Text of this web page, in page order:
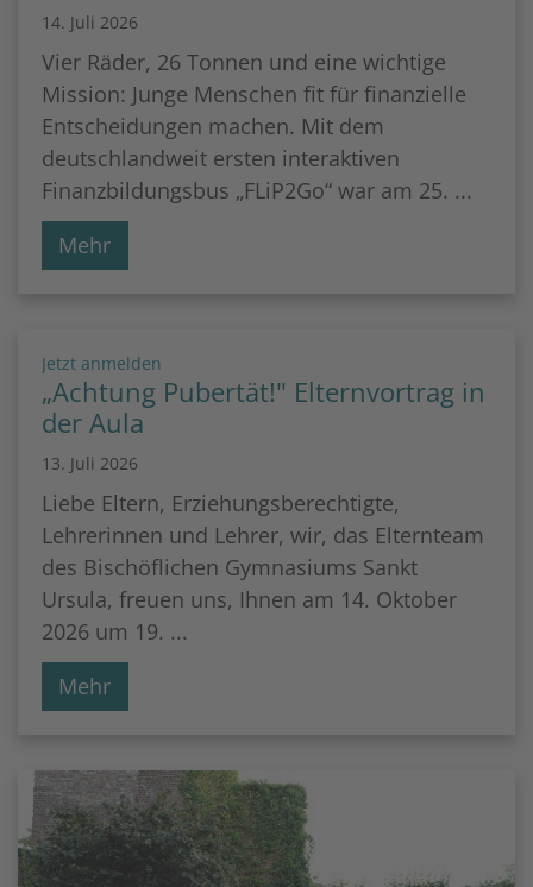
14. Juli 2026
Vier Räder, 26 Tonnen und eine wichtige
Mission: Junge Menschen fit für finanzielle
Entscheidungen machen. Mit dem
deutschlandweit ersten interaktiven
Finanzbildungsbus „FLiP2Go“ war am 25. ...
Mehr
Jetzt anmelden
„Achtung Pubertät!" Elternvortrag in
der Aula
13. Juli 2026
Liebe Eltern, Erziehungsberechtigte,
Lehrerinnen und Lehrer, wir, das Elternteam
des Bischöflichen Gymnasiums Sankt
Ursula, freuen uns, Ihnen am 14. Oktober
2026 um 19. ...
Mehr